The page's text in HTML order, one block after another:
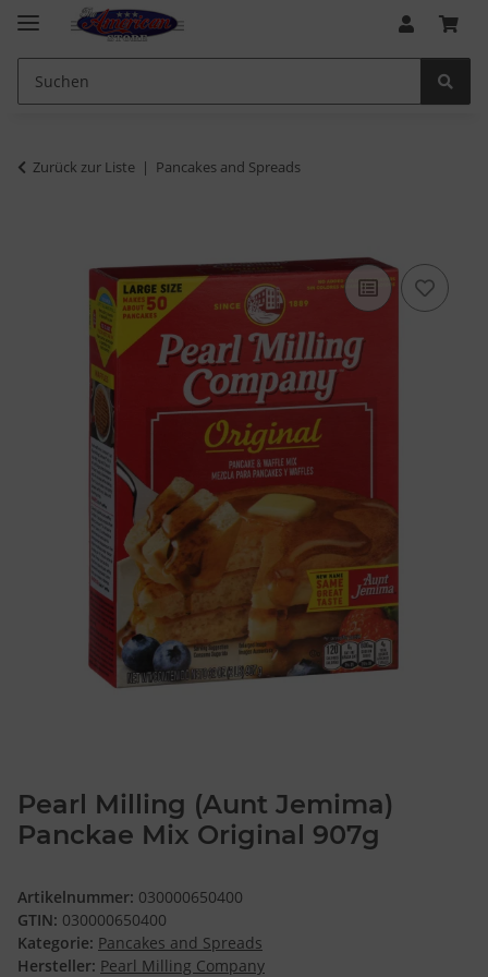
Zurück zur Liste Pancakes and Spreads
Pearl Milling (Aunt Jemima)
Panckae Mix Original 907g
Artikelnummer: 030000650400
GTIN: 030000650400
Kategorie: Pancakes and Spreads
Hersteller: Pearl Milling Company